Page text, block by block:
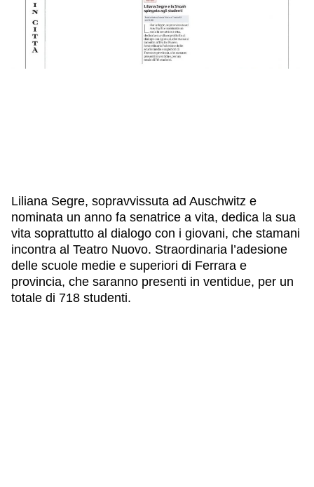
IL NOSTRO STAFF
EDUCAZIONE
SCUOLE
INSEGNANTI
CULTURA EBRAICA
CAPIRE L’EBRAISMO
Liliana Segre, sopravvissuta ad Auschwitz e
nominata un anno fa senatrice a vita, dedica la sua
vita soprattutto al dialogo con i giovani, che stamani
incontra al Teatro Nuovo. Straordinaria l’adesione
delle scuole medie e superiori di Ferrara e
provincia, che saranno presenti in ventidue, per un
totale di 718 studenti.